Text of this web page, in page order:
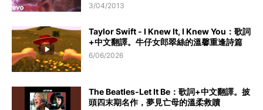
3/04/2013
Taylor Swift - I Knew It, I Knew You：歌詞
+中文翻譯。牛仔女郎翠絲的溫馨重逢詩篇
6/06/2026
The Beatles-Let It Be：歌詞+中文翻譯。披
頭四末期名作，夢見亡母的溫柔救贖